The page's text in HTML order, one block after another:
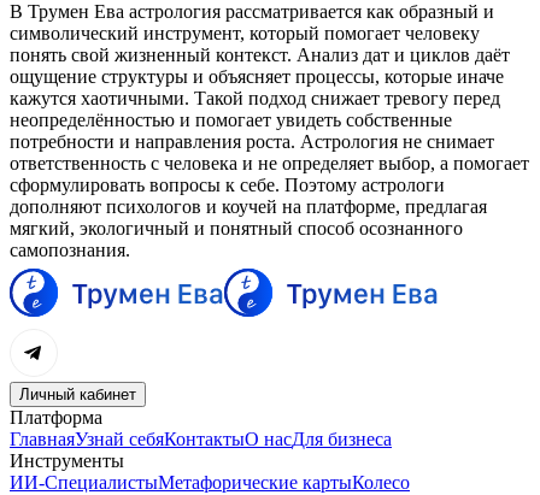
В Трумен Ева астрология рассматривается как образный и
символический инструмент, который помогает человеку
понять свой жизненный контекст. Анализ дат и циклов даёт
ощущение структуры и объясняет процессы, которые иначе
кажутся хаотичными. Такой подход снижает тревогу перед
неопределённостью и помогает увидеть собственные
потребности и направления роста. Астрология не снимает
ответственность с человека и не определяет выбор, а помогает
сформулировать вопросы к себе. Поэтому астрологи
дополняют психологов и коучей на платформе, предлагая
мягкий, экологичный и понятный способ осознанного
самопознания.
Личный кабинет
Платформа
ГлавнаяУзнай себяКонтактыО насДля бизнеса
Инструменты
ИИ-СпециалистыМетафорические картыКолесо